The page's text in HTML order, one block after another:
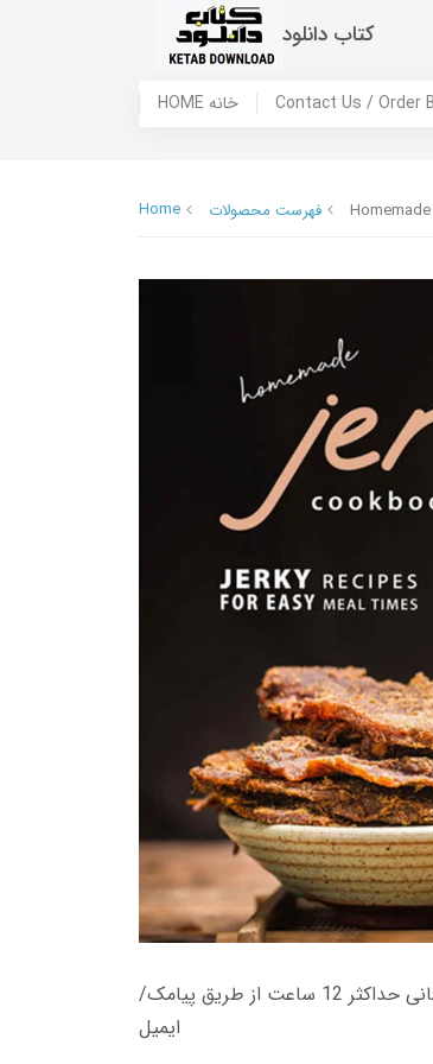
کتاب دانلود
HOME خانه
Home فهرست محصولات
زمان تحویل کتاب های 600 هزار تومانی دانلود فوری از حساب کاربری می باشد، و زمان تحویل لینک دانلود کتاب های 500 هزار تومانی حداکثر 12 ساعت از طریق پیامک/
ایمیل